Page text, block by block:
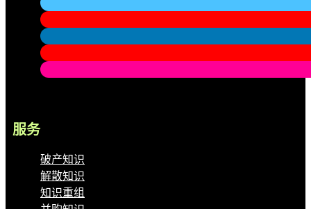
服务
破产知识
解散知识
知识重组